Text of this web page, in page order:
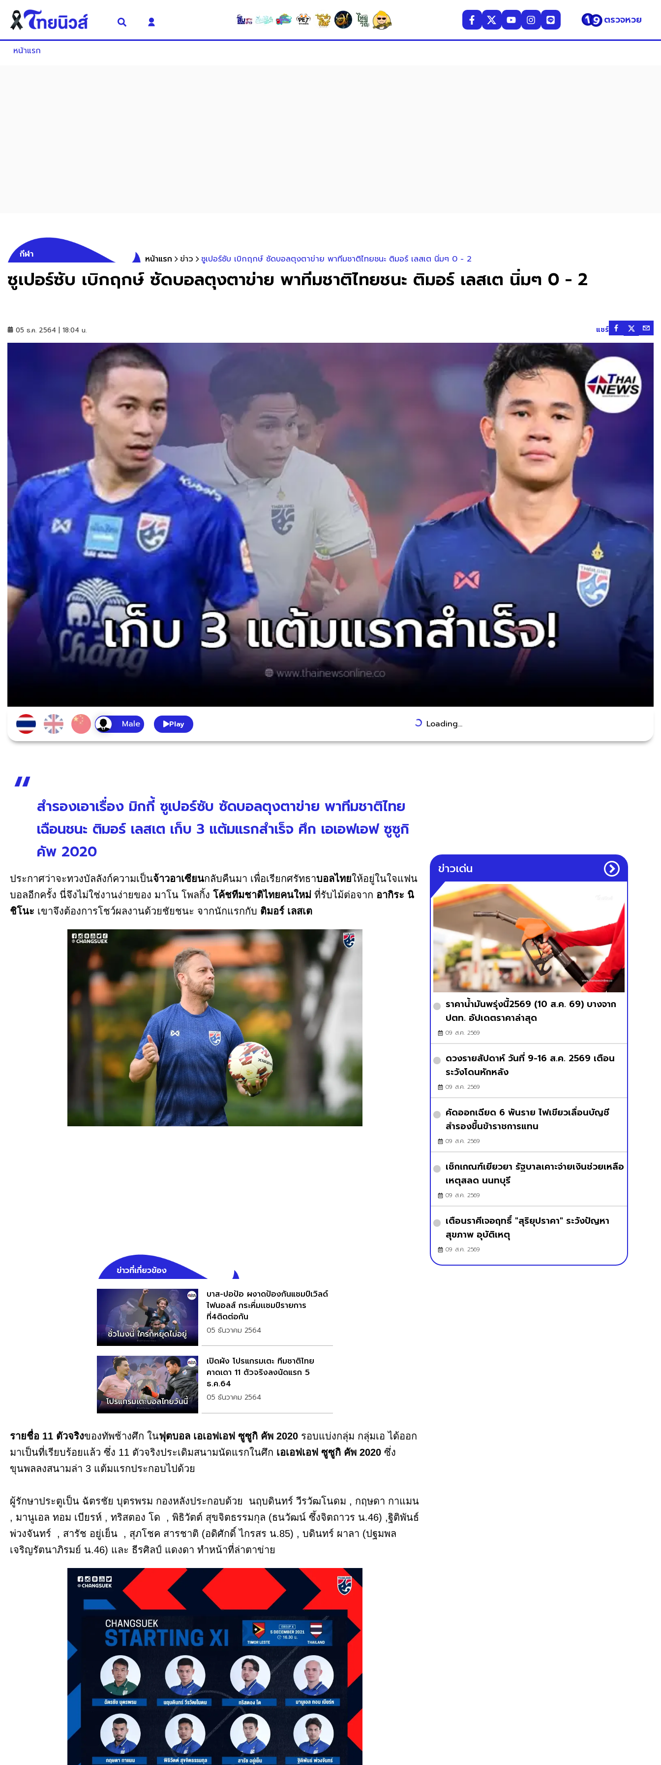
ตรวจหวย
หน้าแรก
กีฬา หน้าแรก ข่าว ซูเปอร์ซับ เบิกฤกษ์ ซัดบอลตุงตาข่าย พาทีมชาติไทยชนะ ติมอร์ เลสเต นิ่มๆ 0 - 2
ซูเปอร์ซับ เบิกฤกษ์ ซัดบอลตุงตาข่าย พาทีมชาติไทยชนะ ติมอร์ เลสเต นิ่มๆ 0 - 2
05 ธ.ค. 2564 | 18:04 น. แชร์
Play Loading...
สำรองเอาเรื่อง มิกกี้ ซูเปอร์ซับ ซัดบอลตุงตาข่าย พาทีมชาติไทย
เฉือนชนะ ติมอร์ เลสเต เก็บ 3 แต้มแรกสำเร็จ ศึก เอเอฟเอฟ ซูซูกิ
คัพ 2020
ประกาศว่าจะทวงบัลลังก์ความเป็นจ้าวอาเซียนกลับคืนมา เพื่อเรียกศรัทธาบอลไทยให้อยู่ในใจแฟน
บอลอีกครั้ง นี่จึงไม่ใช่งานง่ายของ มาโน โพลกิ้ง โค้ชทีมชาติไทยคนใหม่ ที่รับไม้ต่อจาก อากิระ นิ
ชิโนะ เขาจึงต้องการโชว์ผลงานด้วยชัยชนะ จากนักแรกกับ ติมอร์ เลสเต
ข่าวที่เกี่ยวข้อง
บาส-ปอป้อ ผงาดป้องกันแชมป์เวิลด์
ไฟนอลส์ กระหึ่มเเชมป์รายการ
ที่4ติดต่อกัน
05 ธันวาคม 2564
เปิดผัง โปรแกรมเตะ ทีมชาติไทย
คาดเดา 11 ตัวจริงลงนัดแรก 5
ธ.ค.64
05 ธันวาคม 2564
รายชื่อ 11 ตัวจริงของทัพช้างศึก ในฟุตบอล เอเอฟเอฟ ซูซูกิ คัพ 2020 รอบแบ่งกลุ่ม กลุ่มเอ ได้ออก
มาเป็นที่เรียบร้อยแล้ว ซึ่ง 11 ตัวจริงประเดิมสนามนัดแรกในศึก เอเอฟเอฟ ซูซูกิ คัพ 2020 ซึ่ง
ขุนพลลงสนามล่า 3 แต้มแรกประกอบไปด้วย
ผู้รักษาประตูเป็น ฉัตรชัย บุตรพรม กองหลังประกอบด้วย นฤบดินทร์ วีรวัฒโนดม , กฤษดา กาแมน
, มานูเอล ทอม เบียรห์ , ทริสตอง โด , พิธิวัตต์ สุขจิตธรรมกุล (ธนวัฒน์ ซึ้งจิตถาวร น.46) ,ฐิติพันธ์
พ่วงจันทร์ , สารัช อยู่เย็น , สุภโชค สารชาติ (อดิศักดิ์ ไกรสร น.85) , บดินทร์ ผาลา (ปฐมพล
เจริญรัตนาภิรมย์ น.46) และ ธีรศิลป์ แดงดา ทำหน้าที่ล่าตาข่าย
ข่าวเด่น
ราคาน้ำมันพรุ่งนี้2569 (10 ส.ค. 69) บางจาก
ปตท. อัปเดตราคาล่าสุด
09 ส.ค. 2569
ดวงรายสัปดาห์ วันที่ 9-16 ส.ค. 2569 เตือน
ระวังโดนหักหลัง
09 ส.ค. 2569
คัดออกเฉียด 6 พันราย ไฟเขียวเลื่อนบัญชี
สำรองขึ้นข้าราชการแทน
09 ส.ค. 2569
เช็กเกณฑ์เยียวยา รัฐบาลเคาะจ่ายเงินช่วยเหลือ
เหตุสลด นนทบุรี
09 ส.ค. 2569
เตือนราศีเจอฤทธิ์ "สุริยุปราคา" ระวังปัญหา
สุขภาพ อุบัติเหตุ
09 ส.ค. 2569